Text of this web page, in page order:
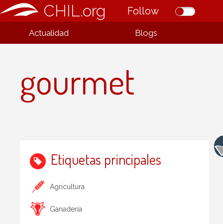
CHIL.org Follow
Actualidad Blogs
gourmet
Etiquetas principales
Agricultura
Ganadería